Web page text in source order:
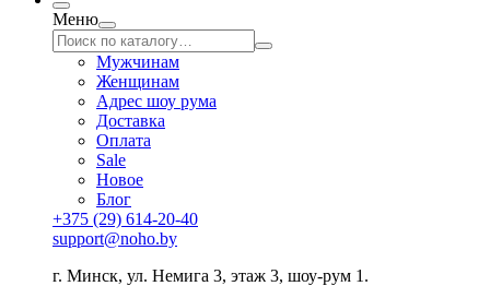
Меню
Мужчинам
Женщинам
Адрес шоу рума
Доставка
Оплата
Sale
Новое
Блог
+375 (29) 614-20-40
support@noho.by
г. Минск, ул. Немига 3, этаж 3, шоу-рум 1.